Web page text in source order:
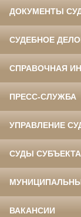
ДОКУМЕНТЫ
СУДЕБНОЕ
СПРАВОЧНАЯ
ПРЕСС-СЛУЖБА
УПРАВЛЕНИЕ
СУДЫ
ВАКАНСИИ